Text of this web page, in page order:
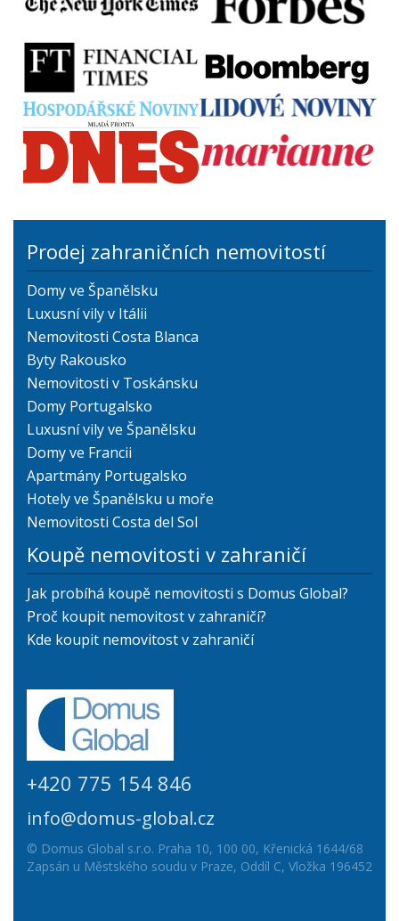
Prodej zahraničních nemovitostí
Domy ve Španělsku
Luxusní vily v Itálii
Nemovitosti Costa Blanca
Byty Rakousko
Nemovitosti v Toskánsku
Domy Portugalsko
Luxusní vily ve Španělsku
Domy ve Francii
Apartmány Portugalsko
Hotely ve Španělsku u moře
Nemovitosti Costa del Sol
Koupě nemovitosti v zahraničí
Jak probíhá koupě nemovitosti s Domus Global?
Proč koupit nemovitost v zahraničí?
Kde koupit nemovitost v zahraničí
+420 775 154 846
info@domus-global.cz
© Domus Global s.r.o. Praha 10, 100 00, Křenická 1644/68
Zapsán u Městského soudu v Praze, Oddíl C, Vložka 196452